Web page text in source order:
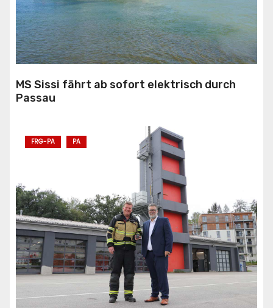
MS Sissi fährt ab sofort elektrisch durch
Passau
FRG-PA PA